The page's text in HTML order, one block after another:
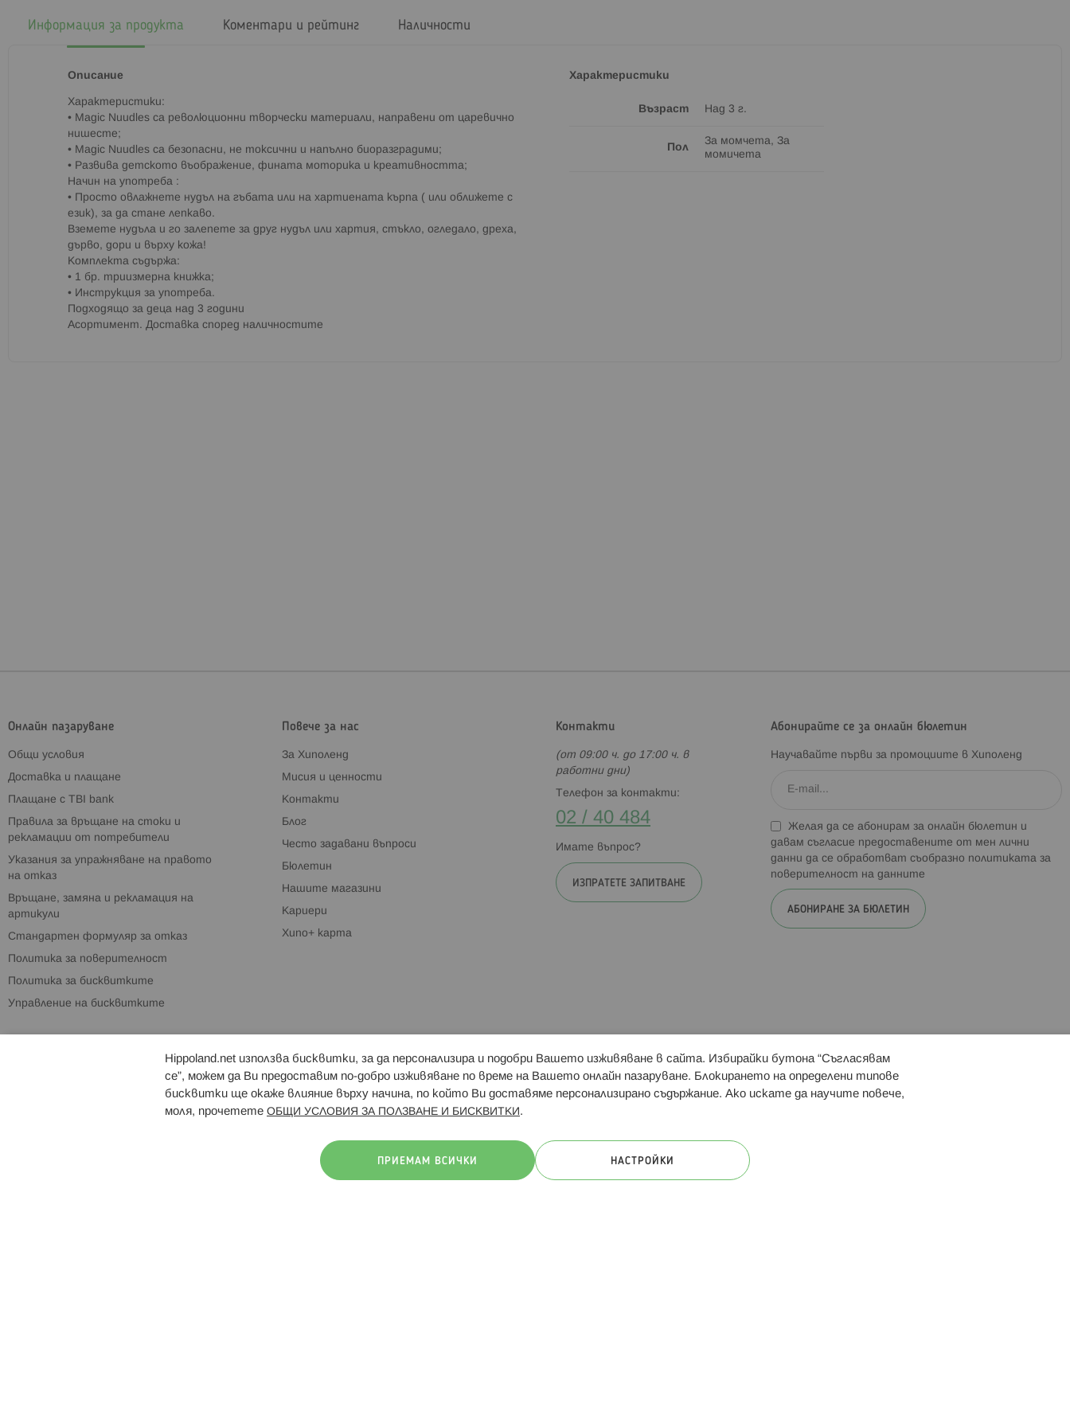
Информация за продукта
Описание
Характеристики:
• Magic Nuudles са революционни творчески материали, направени от царевично
нишесте;
• Magic Nuudles са безопасни, не токсични и напълно биоразградими;
• Развива детското въображение, фината моторика и креативността;
Начин на употреба :
• Просто овлажнете нудъл на гъбата или на хартиената кърпа ( или оближете с
език), за да стане лепкаво.
Вземете нудъла и го залепете за друг нудъл или хартия, стъкло, огледало, дреха,
дърво, дори и върху кожа!
Комплекта съдържа:
• 1 бр. триизмерна книжка;
• Инструкция за употреба.
Подходящо за деца над 3 години
Асортимент. Доставка според наличностите
Характеристики
Възраст Над 3 г.
Пол
За момчета, За
момичета
Коментари и рейтинг Наличности
Онлайн пазаруване
Общи условия
Доставка и плащане
Плащане с TBI bank
Правила за връщане на стоки и
рекламации от потребители
Указания за упражняване на правото
на отказ
Връщане, замяна и рекламация на
артикули
Стандартен формуляр за отказ
Политика за поверителност
Политика за бисквитките
Управление на бисквитките
Повече за нас
За Хиполенд
Мисия и ценности
Контакти
Блог
Често задавани въпроси
Бюлетин
Нашите магазини
Кариери
Хипо+ карта
Контакти
(от 09:00 ч. до 17:00 ч. в
работни дни)
Телефон за контакти:
02 / 40 484
Имате въпрос?
ИЗПРАТЕТЕ ЗАПИТВАНЕ
Абонирайте се за онлайн бюлетин
Научавайте първи за промоциите в Хиполенд
Желая да се абонирам за онлайн бюлетин и
давам съгласие предоставените от мен лични
данни да се обработват съобразно политиката за
поверителност на данните
АБОНИРАНЕ ЗА БЮЛЕТИН
Брошури Магазини Свързани сайтове: Hippoland.ro Последвайте ни:
Hippoland.net използва бисквитки, за да персонализира и подобри Вашето изживяване в сайта. Избирайки бутона “Съгласявам
се”, можем да Ви предоставим по-добро изживяване по време на Вашето онлайн пазаруване. Блокирането на определени типове
бисквитки ще окаже влияние върху начина, по който Ви доставяме персонализирано съдържание. Ако искате да научите повече,
моля, прочетете ОБЩИ УСЛОВИЯ ЗА ПОЛЗВАНЕ И БИСКВИТКИ .
ПРИЕМАМ ВСИЧКИ НАСТРОЙКИ